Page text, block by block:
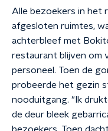
Alle bezoekers in het
afgesloten ruimtes,
achterbleef met
restaurant blijven
personeel. Toen de
probeerde het gezin
nooduitgang. "Ik
de deur bleek